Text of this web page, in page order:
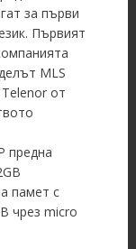
за първи
Първият
MLS
от
предна
памет с
чрез micro